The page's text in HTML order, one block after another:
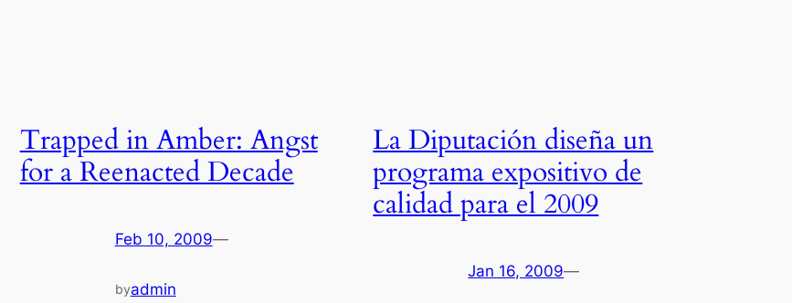
Trapped in Amber: Angst
for a Reenacted Decade
Feb 10, 2009—
byadmin
La Diputación diseña un
programa expositivo de
calidad para el 2009
Jan 16, 2009—